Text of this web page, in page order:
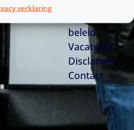
verklaring
beleid
Vacatures
Disclaimer
Contact